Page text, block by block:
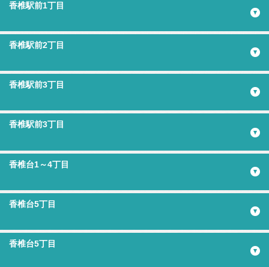
香椎駅前1丁目
香椎駅前2丁目
香椎駅前3丁目
香椎駅前3丁目
香椎台1～4丁目
香椎台5丁目
香椎台5丁目